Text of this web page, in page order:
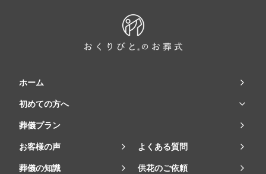
ホーム
初めての方へ
葬儀プラン
お客様の声 よくある質問
葬儀の知識 供花のご依頼